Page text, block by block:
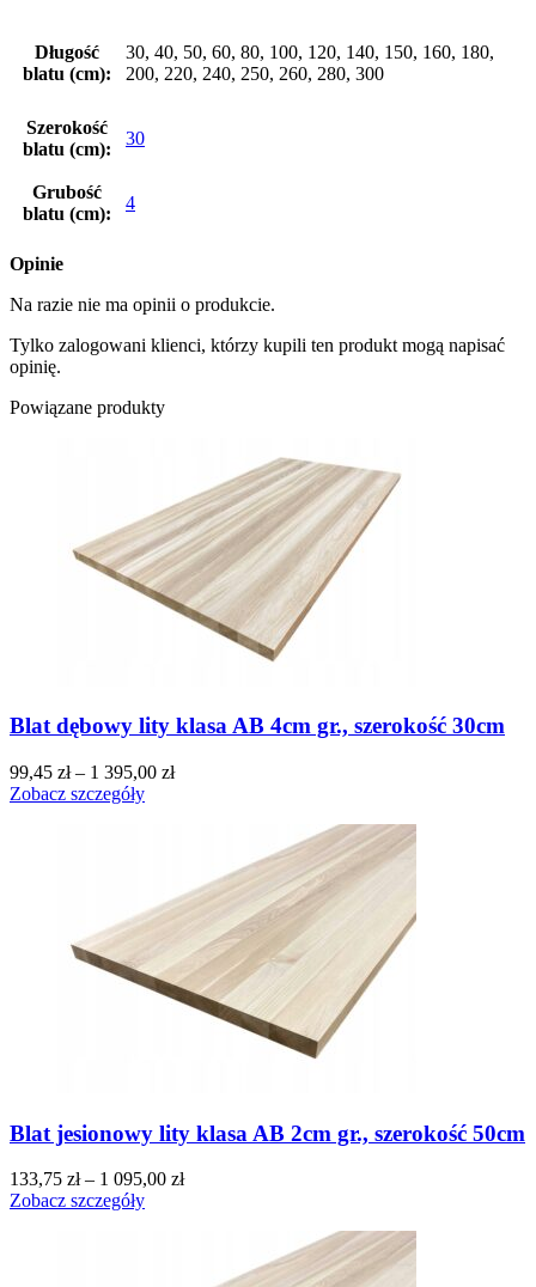
Długość
blatu (cm):
30, 40, 50, 60, 80, 100, 120, 140, 150, 160, 180,
200, 220, 240, 250, 260, 280, 300
Szerokość
blatu (cm):
30
Grubość
blatu (cm):
4
Opinie
Na razie nie ma opinii o produkcie.
Tylko zalogowani klienci, którzy kupili ten produkt mogą napisać
opinię.
Powiązane produkty
Blat dębowy lity klasa AB 4cm gr., szerokość 30cm
99,45 zł– 1 395,00 zł
Zobacz szczegóły
Blat jesionowy lity klasa AB 2cm gr., szerokość 50cm
133,75 zł– 1 095,00 zł
Zobacz szczegóły